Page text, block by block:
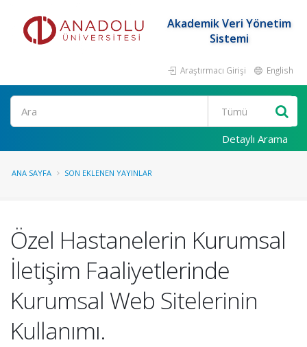
Akademik Veri Yönetim
Sistemi
Araştırmacı Girişi English
Ara
Detaylı Arama
ANA SAYFA SON EKLENEN YAYINLAR
Özel Hastanelerin Kurumsal
İletişim Faaliyetlerinde
Kurumsal Web Sitelerinin
Kullanımı.